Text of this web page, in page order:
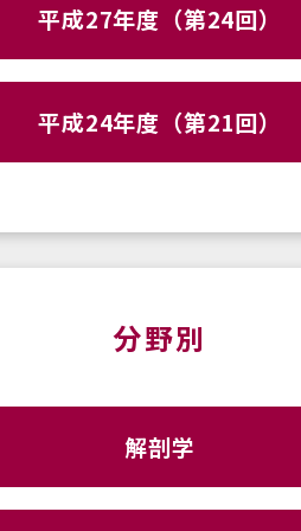
平成27年度（第24回）
平成24年度（第21回）
分野別
解剖学